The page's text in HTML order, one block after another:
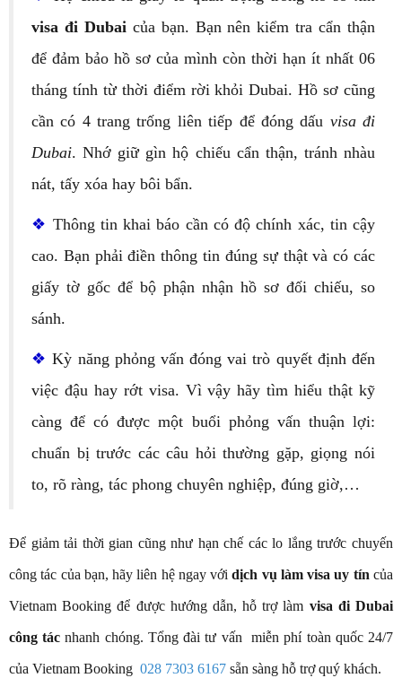
visa đi Dubaicủa bạn. Bạn nên kiểm tra cẩn thận
để đảm bảo hồ sơ của mình còn thời hạn ít nhất 06
tháng tính từ thời điểm rời khỏi Dubai. Hồ sơ cũng
cần có 4 trang trống liên tiếp để đóng dấu visa đi
Dubai. Nhớ giữ gìn hộ chiếu cẩn thận, tránh nhàu
nát, tấy xóa hay bôi bẩn.
❖ Thông tin khai báo cần có độ chính xác, tin cậy
cao. Bạn phải điền thông tin đúng sự thật và có các
giấy tờ gốc để bộ phận nhận hồ sơ đối chiếu, so
sánh.
❖Kỳ năng phỏng vấn đóng vai trò quyết định đến
việc đậu hay rớt visa. Vì vậy hãy tìm hiểu thật kỹ
càng để có được một buổi phỏng vấn thuận lợi:
chuẩn bị trước các câu hỏi thường gặp, giọng nói
to, rõ ràng, tác phong chuyên nghiệp, đúng giờ,…
Để giảm tải thời gian cũng như hạn chế các lo lắng trước chuyến
công tác của bạn, hãy liên hệ ngay vớidịch vụ làm visa uy tín của
Vietnam Booking để được hướng dẫn, hỗ trợ làm visa đi Dubai
công tác nhanh chóng. Tổng đài tư vấn miễn phí toàn quốc 24/7
của Vietnam Booking 028 7303 6167 sẵn sàng hỗ trợ quý khách.